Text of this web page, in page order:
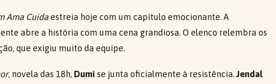
Ama Cuidaestreia hoje com um capítulo emocionante. A
abre a história com uma cena grandiosa. O elenco relembra os
que exigiu muito da equipe.
, novela das 18h, Dumi se junta oficialmente à resistência.Jendal